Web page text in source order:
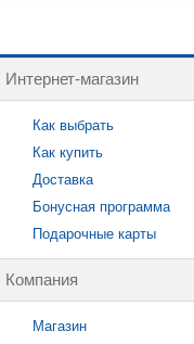
Интернет-магазин
Как выбрать
Как купить
Доставка
Бонусная программа
Подарочные карты
Компания
Магазин